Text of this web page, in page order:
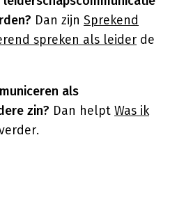
Dan zijn Sprekend
spreken als leider de
als
zin? Dan helpt Was ik